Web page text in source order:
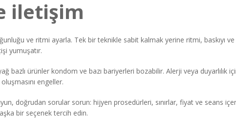
iletişim
ve ritmi ayarla. Tek bir teknikle sabit kalmak yerine ritmi, baskıyı
yumuşatır.
bazlı ürünler kondom ve bazı bariyerleri bozabilir. Alerji veya duyarlılık
engeller.
doğrudan sorular sorun: hijyen prosedürleri, sınırlar, fiyat ve seans
bir seçenek tercih edin.